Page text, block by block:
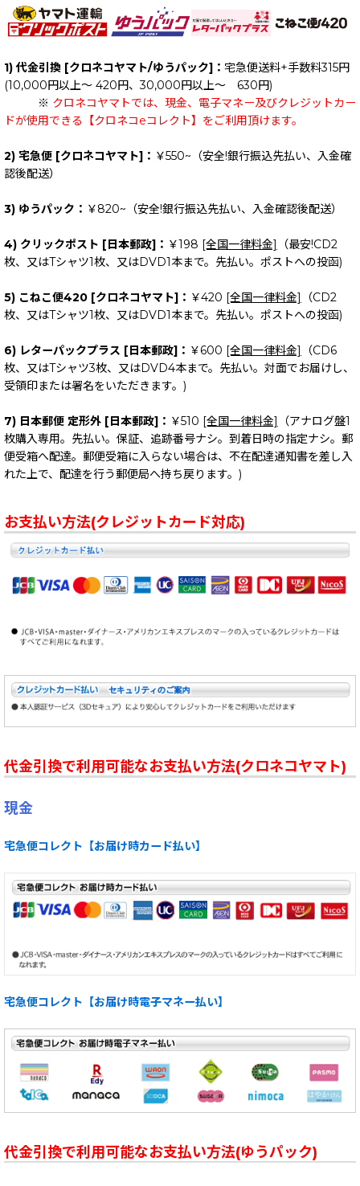
1) 代金引換 [クロネコヤマト/ゆうパック]： 宅急便送料+手数料315円
(10,000円以上～ 420円、30,000円以上～ 630円)
※ クロネコヤマトでは、現金、電子マネー及びクレジットカー
ドが使用できる【クロネコeコレクト】をご利用頂けます。
2) 宅急便 [クロネコヤマト]： ￥550~（安全!銀行振込先払い、入金確
認後配送）
3) ゆうパック： ￥820~（安全!銀行振込先払い、入金確認後配送）
4) クリックポスト [日本郵政]： ￥198 [全国一律料金]
（最安!CD2
枚、又はTシャツ1枚、又はDVD1本まで。先払い。ポストへの投函)
5) こねこ便420 [クロネコヤマト]： ￥420 [全国一律料金]
（CD2
枚、又はTシャツ1枚、又はDVD1本まで。先払い。ポストへの投函)
6) レターパックプラス [日本郵政]： ￥600 [全国一律料金]
（CD6
枚、又はTシャツ3枚、又はDVD4本まで。先払い。対面でお届けし、
受領印または署名をいただきます。)
7) 日本郵便 定形外 [日本郵政]： ￥510 [全国一律料金]
（アナログ盤1
枚購入専用。先払い。保証、追跡番号ナシ。到着日時の指定ナシ。郵
便受箱へ配達。郵便受箱に入らない場合は、不在配達通知書を差し入
れた上で、配達を行う郵便局へ持ち戻ります。)
お支払い方法(クレジットカード対応)
代金引換で利用可能なお支払い方法(クロネコヤマト)
現金
宅急便コレクト【お届け時カード払い】
宅急便コレクト【お届け時電子マネー払い】
代金引換で利用可能なお支払い方法(ゆうパック)